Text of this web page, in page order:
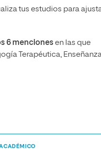
tus estudios para
6 mencionesen las que
Terapéutica,